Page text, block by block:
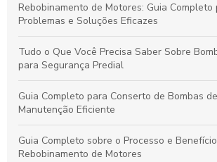
Rebobinamento de Motores: Guia
Problemas e Soluções Eficazes
Tudo o Que Você Precisa Saber Sobre
para Segurança Predial
Guia Completo para Conserto de Bombas
Manutenção Eficiente
Guia Completo sobre o Processo e
Rebobinamento de Motores